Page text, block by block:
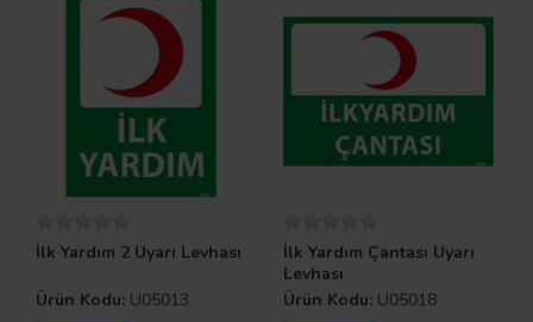
İlk Yardım 2 Uyarı Levhası
Ürün Kodu: U05013
İlk Yardım Çantası Uyarı
Levhası
Ürün Kodu: U05018